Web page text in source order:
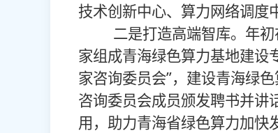
技术创新中心、算力网络调度
二是打造高端智库。年初
家组成青海绿色算力基地建设
家咨询委员会”，建设青海绿
咨询委员会成员颁发聘书并讲
用，助力青海省绿色算力加快